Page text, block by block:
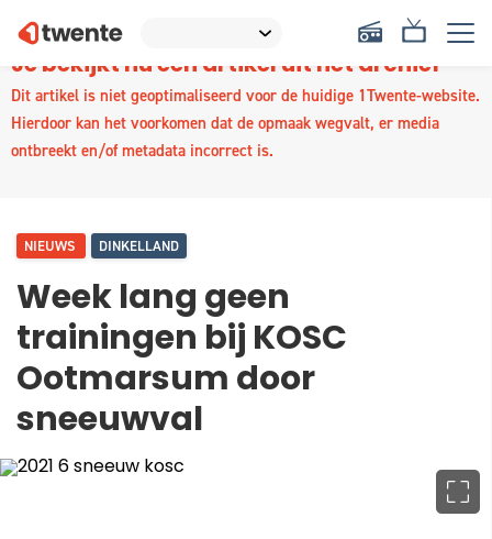
Je bekijkt nu een artikel uit het archief
Dit artikel is niet geoptimaliseerd voor de huidige 1Twente-website.
Hierdoor kan het voorkomen dat de opmaak wegvalt, er media
ontbreekt en/of metadata incorrect is.
NIEUWS DINKELLAND
Week lang geen
trainingen bij KOSC
Ootmarsum door
sneeuwval